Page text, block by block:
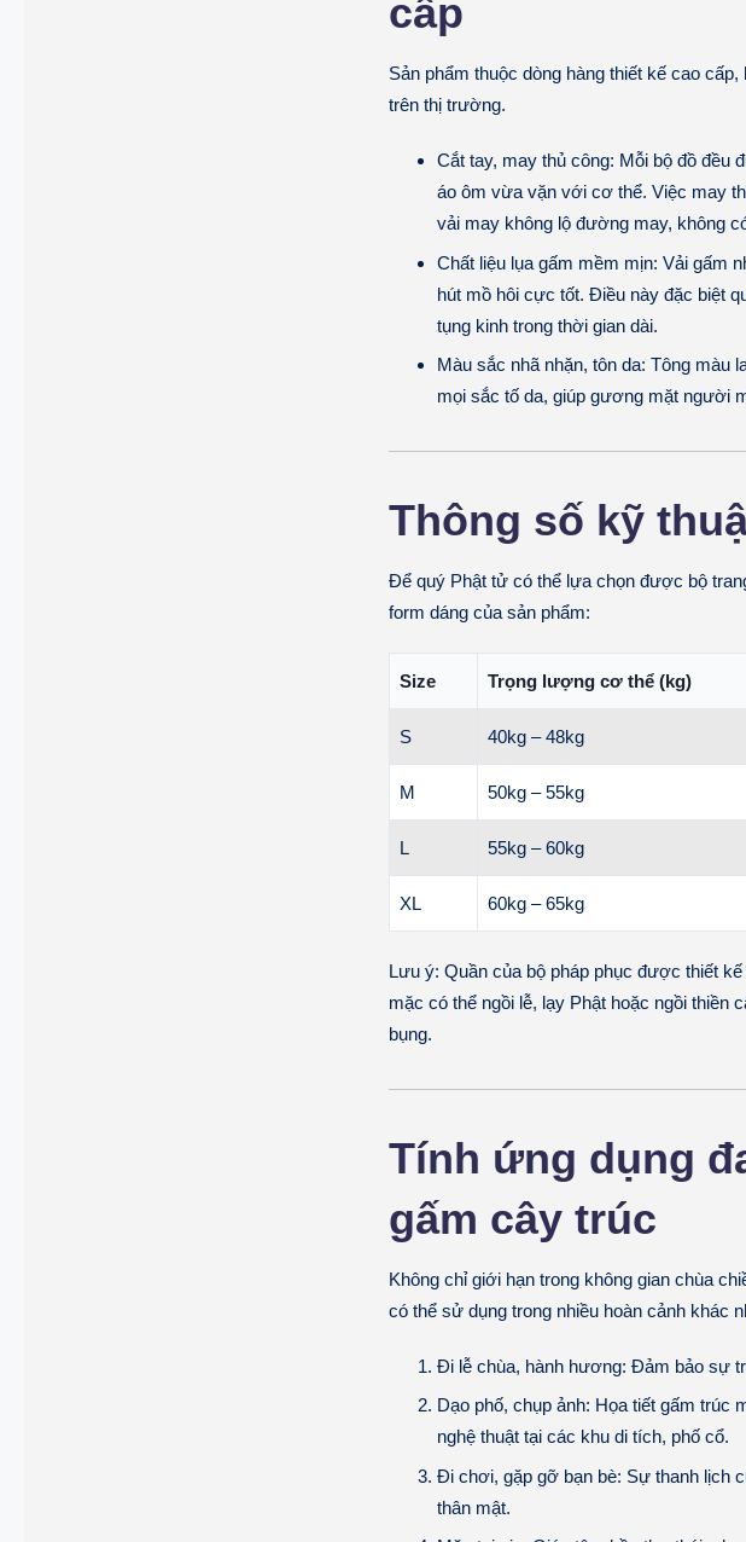
cấp
Sản phẩm thuộc dòng hàng thiết kế cao cấp,
trên thị trường.
Cắt tay, may thủ công: Mỗi bộ đồ đều
áo ôm vừa vặn với cơ thể. Việc may
vải may không lộ đường may, không
Chất liệu lụa gấm mềm mịn: Vải gấm
hút mồ hôi cực tốt. Điều này đặc biệt
tụng kinh trong thời gian dài.
Màu sắc nhã nhặn, tôn da: Tông màu
mọi sắc tố da, giúp gương mặt người
Thông số kỹ
Để quý Phật tử có thể lựa chọn được bộ
form dáng của sản phẩm:
Size Trọng lượng cơ thể (kg)
S 40kg – 48kg
M 50kg – 55kg
L 55kg – 60kg
XL 60kg – 65kg
Lưu ý: Quần của bộ pháp phục được thiết kế
mặc có thể ngồi lễ, lạy Phật hoặc ngồi thiền
bụng.
Tính ứng dụng
gấm cây trúc
Không chỉ giới hạn trong không gian chùa
có thể sử dụng trong nhiều hoàn cảnh khác
Đi lễ chùa, hành hương: Đảm bảo sự
Dạo phố, chụp ảnh: Họa tiết gấm trúc
nghệ thuật tại các khu di tích, phố cổ.
Đi chơi, gặp gỡ bạn bè: Sự thanh lịch
thân mật.